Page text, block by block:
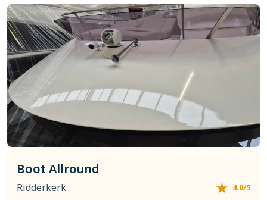
Boot Allround
Ridderkerk 4.0/5